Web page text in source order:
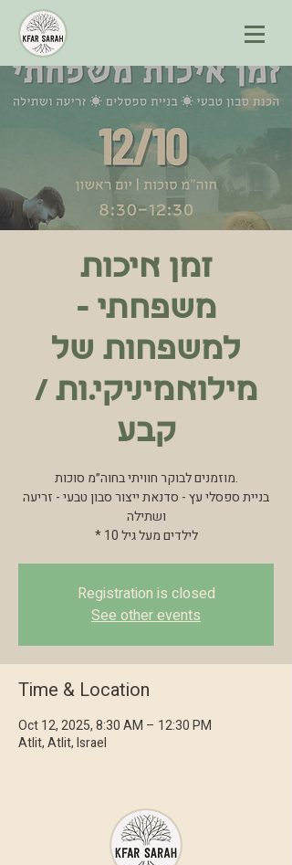
זמן איכות
משפחתי -
למשפחות של
מילואמיניקי.ות /
קבע
מוזמנים לבוקר חוויתי בחוה״מ סוכות.
בניית ספסלי עץ - סדנאת ייצור סבון טבעי - זריעה
ושתילה
* לילדים מעל גיל 10
Registration is closed
See other events
Time & Location
Oct 12, 2025, 8:30 AM – 12:30 PM
Atlit, Atlit, Israel